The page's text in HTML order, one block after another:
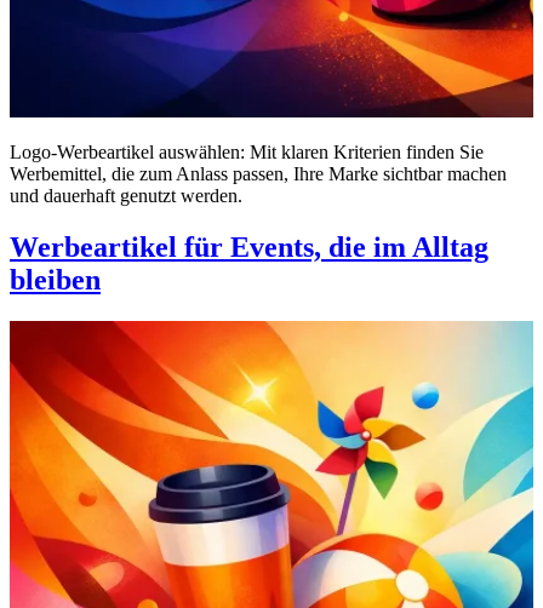
Logo-Werbeartikel auswählen: Mit klaren Kriterien finden Sie
Werbemittel, die zum Anlass passen, Ihre Marke sichtbar machen
und dauerhaft genutzt werden.
Werbeartikel für Events, die im Alltag
bleiben